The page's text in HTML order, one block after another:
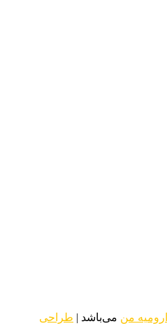
ارومیه من می‌باشد | طراحی